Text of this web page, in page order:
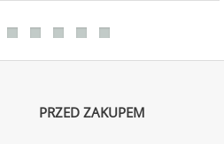
PRZED ZAKUPEM